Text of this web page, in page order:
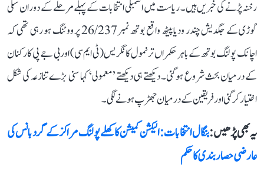
رخنہ پڑنے کی خبریں ہیں۔ ریاست میں اسمبلی انتخابات کے پہلے مرحلے کے دوران سلی
گوڑی کے جگدیش چندر ودیا پیٹھ واقع بوتھ نمبر 26/237 پر ووٹنگ ہو رہی تھی کہ
اچانک پولنگ بوتھ کے باہر حکمراں ترنمول کانگریس (ٹی ایم سی) اور بی جے پی کارکنان
کے درمیان بحث شروع ہو گئی۔ دیکھتے ہی دیکھتے ’معمولی‘ کہا سنی بڑے تنازعہ کی شکل
اختیار کر گئی اور فریقین کے درمیان جھڑپ ہونے لگی۔
یہ بھی پڑھیں :بنگال انتخابات: الیکشن کمیشن کا کھلے پولنگ مراکز کے گرد بانس کی
عارضی حصار بندی کا حکم